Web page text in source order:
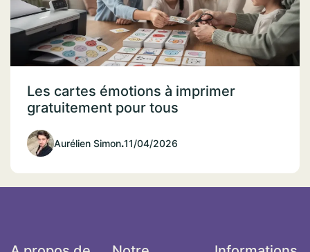
Les cartes émotions à imprimer
gratuitement pour tous
Aurélien Simon.11/04/2026